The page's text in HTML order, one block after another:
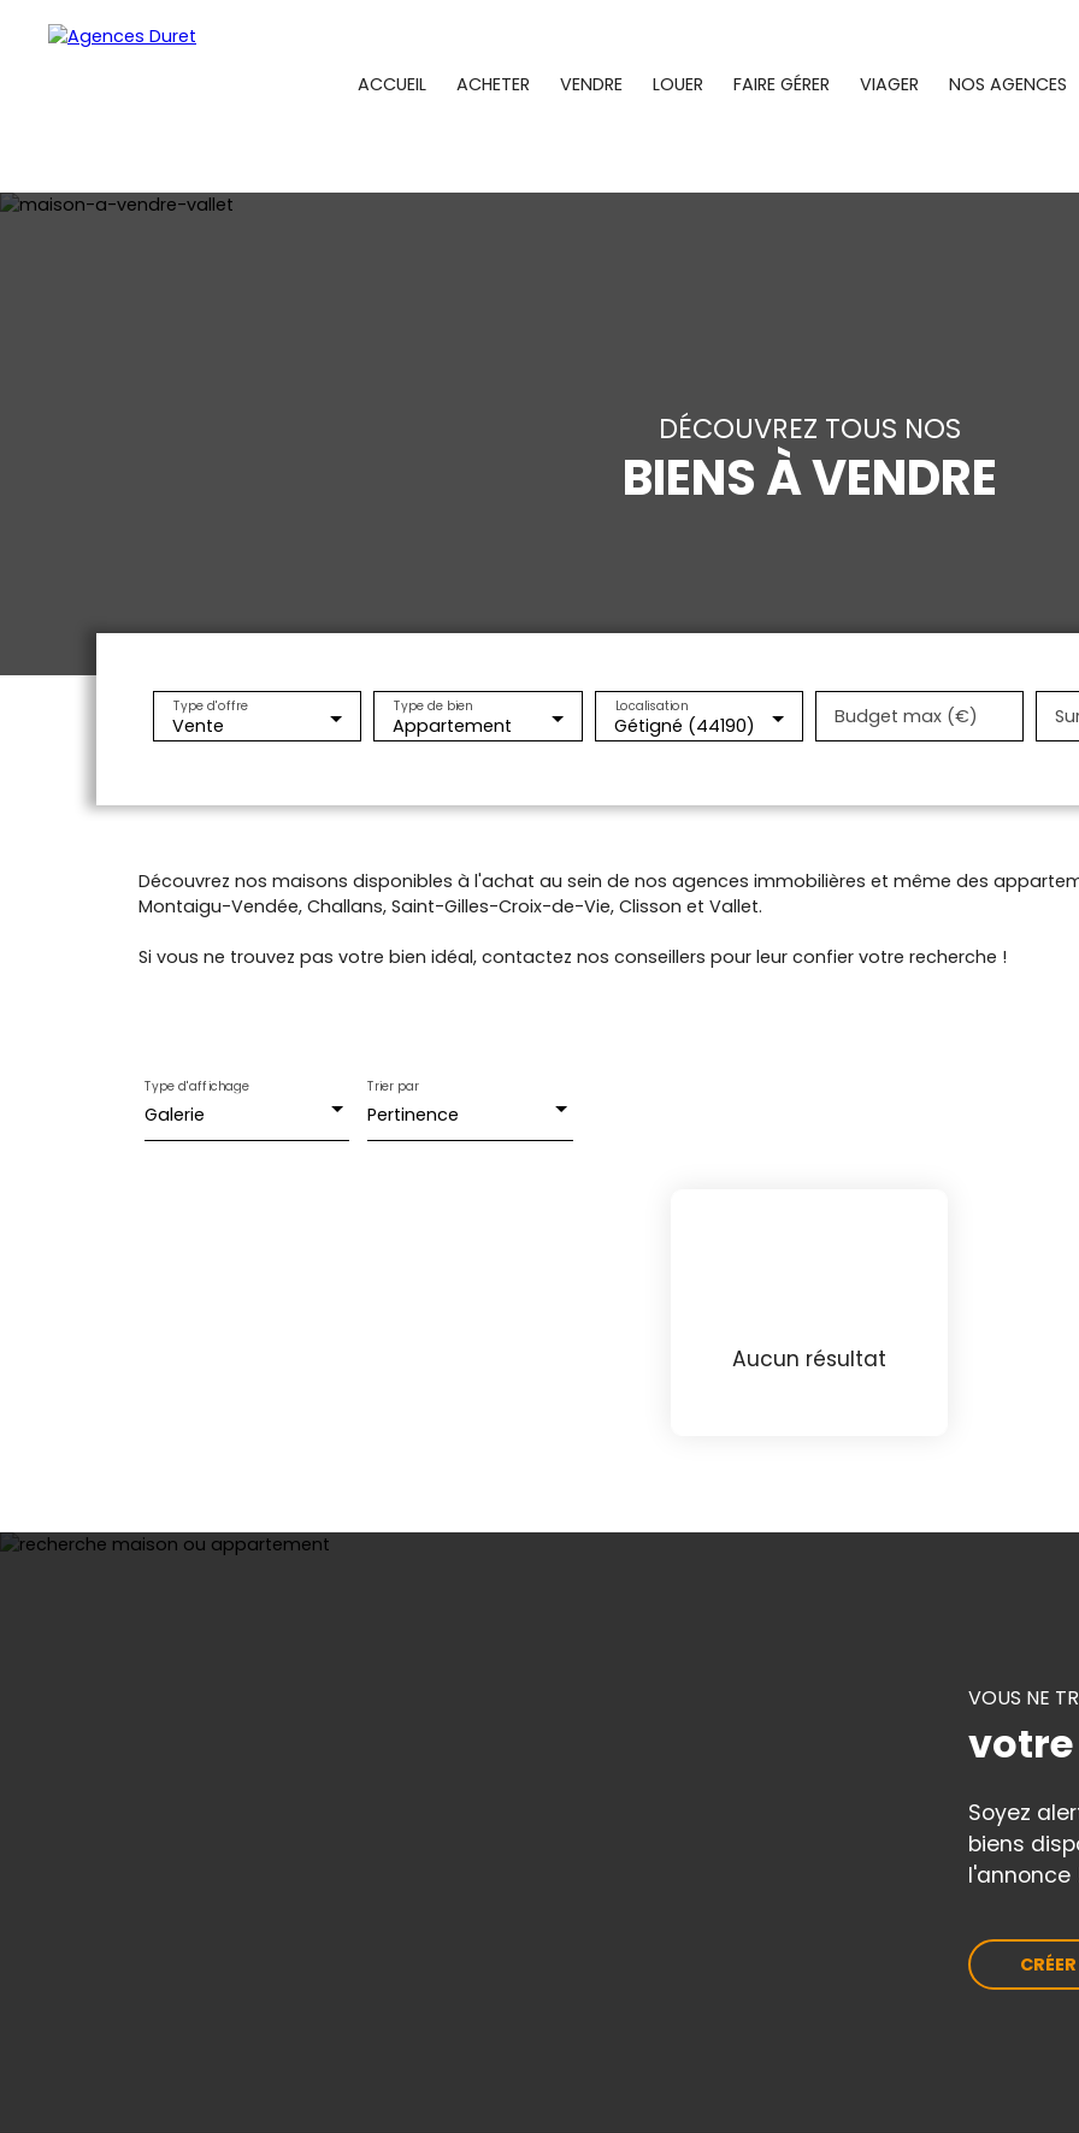
ACCUEIL ACHETER VENDRE LOUER FAIRE GÉRER VIAGER NOS AGENCES
DÉCOUVREZ TOUS NOS
BIENS À VENDRE
Vente
Type d'offre
Appartement
Type de bien
Gétigné (44190)
Localisation Budget max (€)
Découvrez nos maisons disponibles à l'achat au sein de nos agences immobilières et même des
Montaigu-Vendée, Challans, Saint-Gilles-Croix-de-Vie, Clisson et Vallet.
Si vous ne trouvez pas votre bien idéal, contactez nos conseillers pour leur confier votre recherche !
Galerie
Type d'affichage
Pertinence
Trier par
Aucun résultat
VOUS NE
votre
Soyez
biens
l'annonce